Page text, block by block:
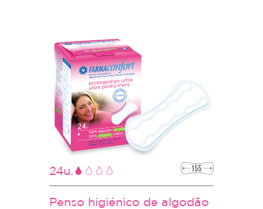
24u.
Penso higiénico de algodão